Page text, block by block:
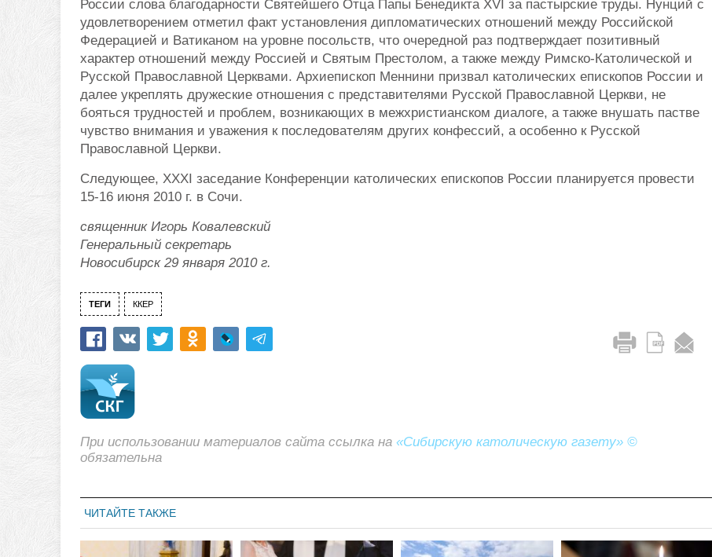
России слова благодарности Святейшего Отца Папы Бенедикта XVI за пастырские труды. Нунций с
удовлетворением отметил факт установления дипломатических отношений между Российской
Федерацией и Ватиканом на уровне посольств, что очередной раз подтверждает позитивный
характер отношений между Россией и Святым Престолом, а также между Римско-Католической и
Русской Православной Церквами. Архиепископ Меннини призвал католических епископов России и
далее укреплять дружеские отношения с представителями Русской Православной Церкви, не
бояться трудностей и проблем, возникающих в межхристианском диалоге, а также внушать пастве
чувство внимания и уважения к последователям других конфессий, а особенно к Русской
Православной Церкви.
Следующее, XXXI заседание Конференции католических епископов России планируется провести
15-16 июня 2010 г. в Сочи.
священник Игорь Ковалевский
Генеральный секретарь
Новосибирск 29 января 2010 г.
ТЕГИ ККЕР
При использовании материалов сайта ссылка на «Сибирскую католическую газету» ©
обязательна
ЧИТАЙТЕ ТАКЖЕ